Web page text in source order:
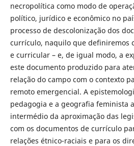
necropolítica como modo de
político, jurídico e econômico no
processo de descolonização dos
currículo, naquilo que definiremos
e curricular – e, de igual modo, a
este documento produzido para
relação do campo com o contexto
remoto emergencial. A
pedagogia e a geografia feminista
intermédio da aproximação das
com os documentos de currículo
relações étnico-raciais e para os